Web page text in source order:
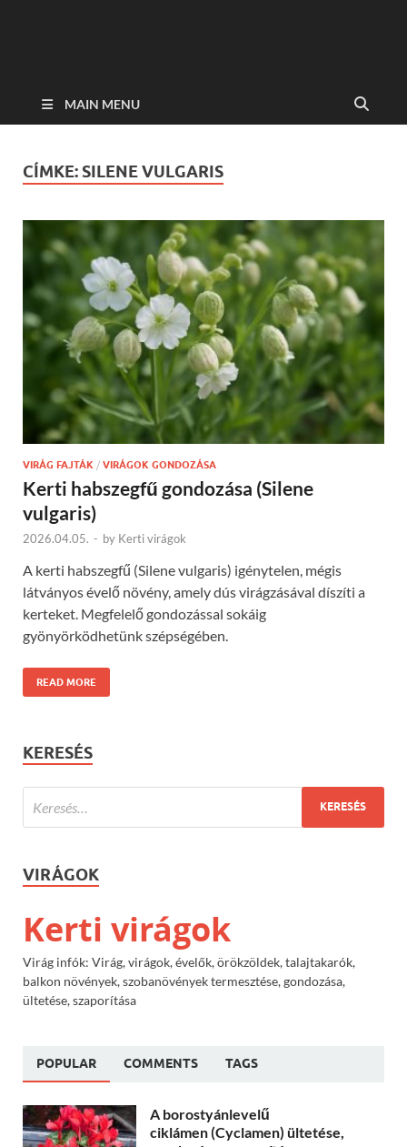
MAIN MENU
CÍMKE: SILENE VULGARIS
VIRÁG FAJTÁK / VIRÁGOK GONDOZÁSA
Kerti habszegfű gondozása (Silene
vulgaris)
2026.04.05. - by Kerti virágok
A kerti habszegfű (Silene vulgaris) igénytelen, mégis
látványos évelő növény, amely dús virágzásával díszíti a
kerteket. Megfelelő gondozással sokáig
gyönyörködhetünk szépségében.
READ MORE
KERESÉS
VIRÁGOK
Kerti virágok
Virág infók: Virág, virágok, évelők, örökzöldek, talajtakarók,
balkon növények, szobanövények termesztése, gondozása,
ültetése, szaporítása
POPULAR COMMENTS TAGS
A borostyánlevelű
ciklámen (Cyclamen) ültetése,